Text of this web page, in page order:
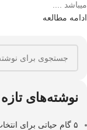
میباشد ....
ادامه مطالعه
نوشته‌های تازه
۵ گام حیاتی برای انتخاب و نصب تجهیزات ویپ پیشرفته